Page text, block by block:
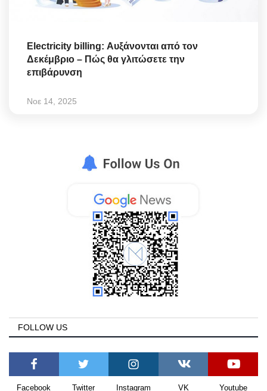
Electricity billing: Αυξάνονται από τον
Δεκέμβριο – Πώς θα γλιτώσετε την
επιβάρυνση
Νοε 14, 2025
FOLLOW US
Facebook Twitter Instagram VK Youtube